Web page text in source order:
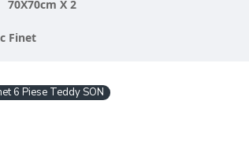
X 2
Finet
6 Piese Teddy SON